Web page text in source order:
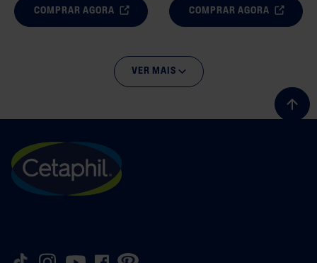
COMPRAR AGORA COMPRAR AGORA
VER MAIS